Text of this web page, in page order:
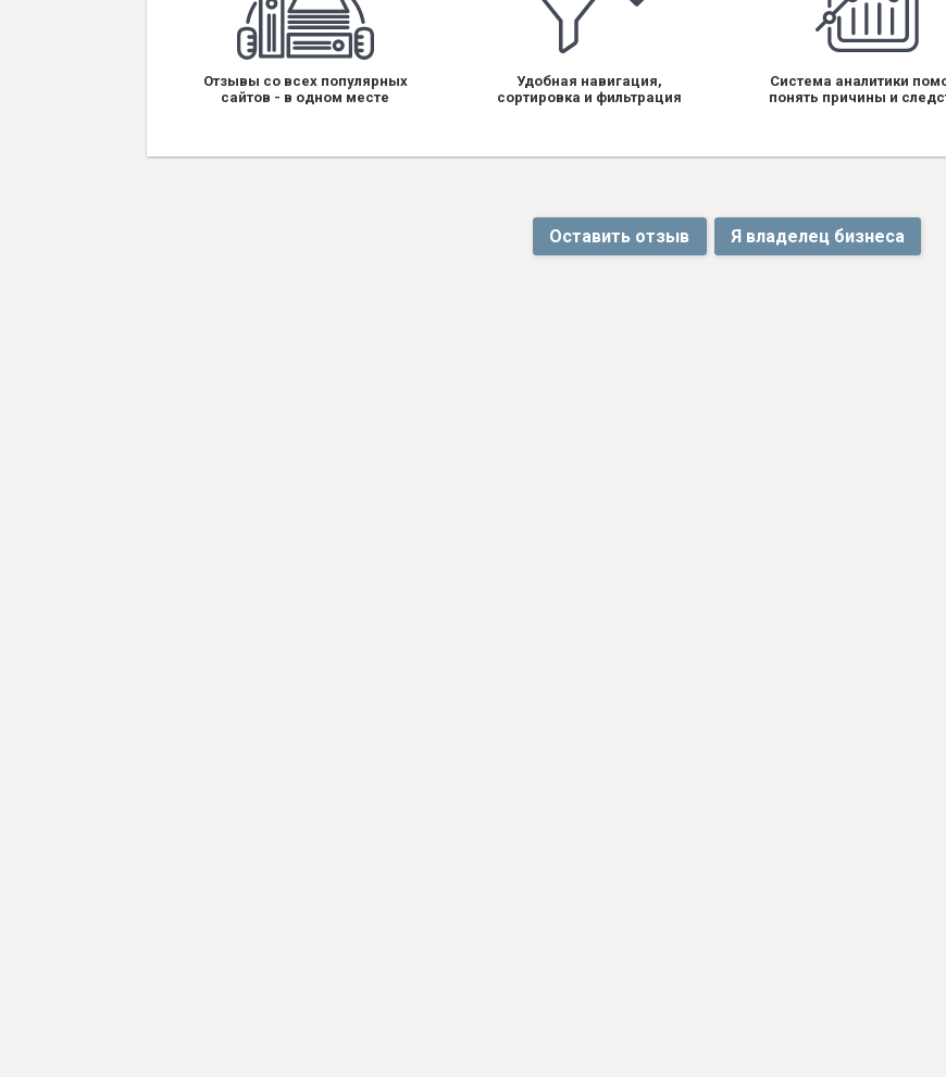
Отзывы со всех популярных
сайтов - в одном месте
Удобная навигация,
сортировка и фильтрация
Система аналитики
понять причины и
Оставить отзыв Я владелец бизнеса